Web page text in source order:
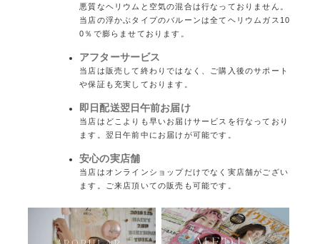
悪質なヘリウムと空気の混合は行なっておりません。
当店の浮かぶタイプのバルーンは全てヘリウムガス10
0％で膨らませております。
アフターサービス
当店は販売して終わりではなく、ご購入後のサポート
や保証も充実しております。
即日配送翌日午前お届け
当店はどこよりも早いお届けサービスを行なっており
ます。翌日午前中にお届けが可能です。
安心の実店舗
当店はオンラインショップだけでなく実店舗がござい
ます。ご来店頂いての販売も可能です。